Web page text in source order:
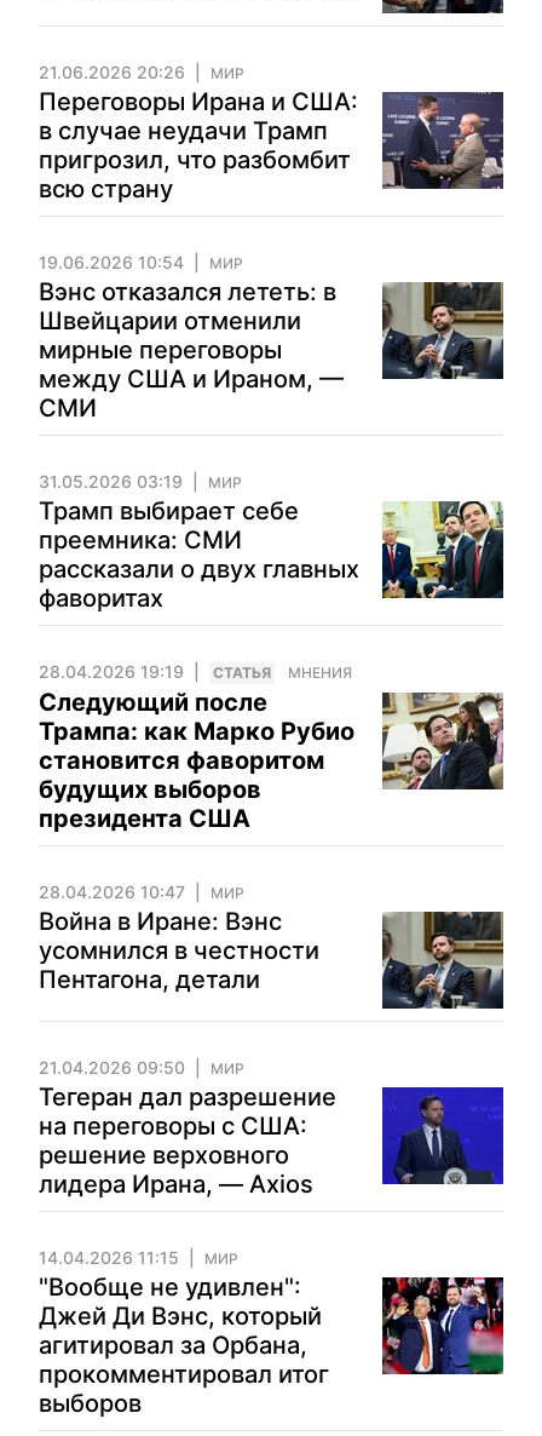
21.06.2026 20:26 МИР
Переговоры Ирана и США:
в случае неудачи Трамп
пригрозил, что разбомбит
всю страну
19.06.2026 10:54 МИР
Вэнс отказался лететь: в
Швейцарии отменили
мирные переговоры
между США и Ираном, —
СМИ
31.05.2026 03:19 МИР
Трамп выбирает себе
преемника: СМИ
рассказали о двух главных
фаворитах
28.04.2026 19:19 CТАТЬЯ МНЕНИЯ
Следующий после
Трампа: как Марко Рубио
становится фаворитом
будущих выборов
президента США
28.04.2026 10:47 МИР
Война в Иране: Вэнс
усомнился в честности
Пентагона, детали
21.04.2026 09:50 МИР
Тегеран дал разрешение
на переговоры с США:
решение верховного
лидера Ирана, — Axios
14.04.2026 11:15 МИР
"Вообще не удивлен":
Джей Ди Вэнс, который
агитировал за Орбана,
прокомментировал итог
выборов